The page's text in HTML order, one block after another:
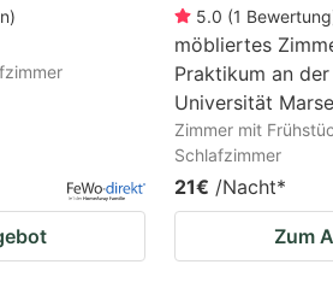
) 5.0 (1 Bewertung
möbliertes
Praktikum an
Universität
Zimmer mit
Schlafzimmer
21€ /Nacht*
Zum